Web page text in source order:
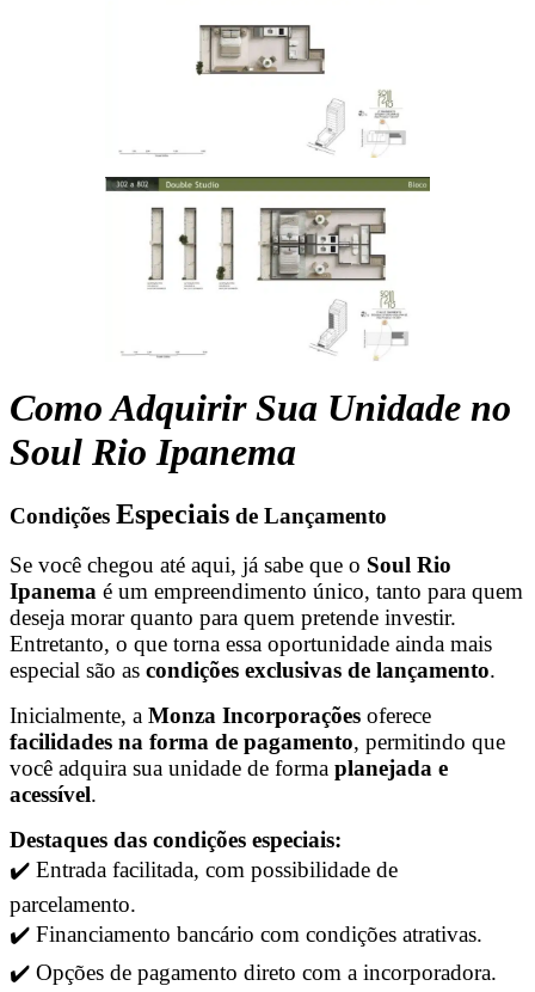
Como Adquirir Sua Unidade no
Soul Rio Ipanema
Condições Especiais de Lançamento
Se você chegou até aqui, já sabe que o Soul Rio
Ipanema é um empreendimento único, tanto para quem
deseja morar quanto para quem pretende investir.
Entretanto, o que torna essa oportunidade ainda mais
especial são as condições exclusivas de lançamento.
Inicialmente, a Monza Incorporações oferece
facilidades na forma de pagamento, permitindo que
você adquira sua unidade de forma planejada e
acessível.
Destaques das condições especiais:
✔️ Entrada facilitada, com possibilidade de
parcelamento.
✔️ Financiamento bancário com condições atrativas.
✔️ Opções de pagamento direto com a incorporadora.